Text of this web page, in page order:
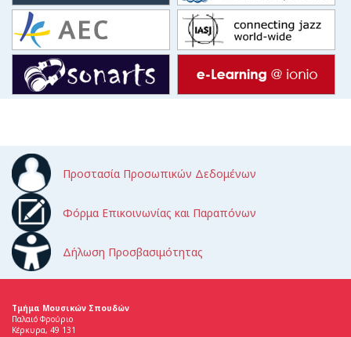
Προστασία Προσωπικών Δεδομένων
Φόρμα Επικοινωνίας και Παραπόνων
Δήλωση Προσβασιμότητας
Τμήμα Μουσικών Σπουδών
Παλαιό Φρούριο
Κέρκυρα, 49 131